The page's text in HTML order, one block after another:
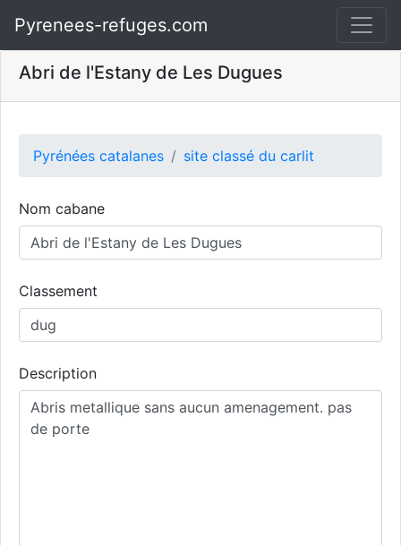
Pyrenees-refuges.com
Abri de l'Estany de Les Dugues
Pyrénées catalanes site classé du carlit
Nom cabane
Classement
Description